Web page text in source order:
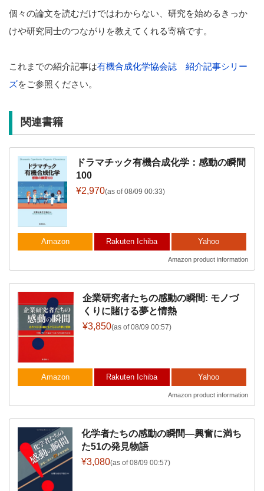
個々の論文を読むだけではわからない、研究を始めるきっか
けや研究同士のつながりを教えてくれる寄稿です。
これまでの紹介記事は有機合成化学協会誌 紹介記事シリー
ズをご参照ください。
関連書籍
ドラマチック有機合成化学：感動の瞬間
100
¥2,970(as of 08/09 00:33)
Amazon Rakuten Ichiba Yahoo
Amazon product information
企業研究者たちの感動の瞬間: モノづ
くりに賭ける夢と情熱
¥3,850(as of 08/09 00:57)
Amazon Rakuten Ichiba Yahoo
Amazon product information
化学者たちの感動の瞬間―興奮に満ち
た51の発見物語
¥3,080(as of 08/09 00:57)